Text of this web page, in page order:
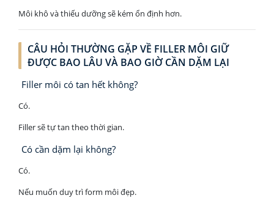
Môi khô và thiếu dưỡng sẽ kém ổn định hơn.
CÂU HỎI THƯỜNG GẶP VỀ FILLER MÔI GIỮ
ĐƯỢC BAO LÂU VÀ BAO GIỜ CẦN DẶM LẠI
Filler môi có tan hết không?
Có.
Filler sẽ tự tan theo thời gian.
Có cần dặm lại không?
Có.
Nếu muốn duy trì form môi đẹp.